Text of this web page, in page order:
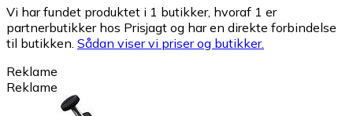
Vi har fundet produktet i 1 butikker, hvoraf 1 er
partnerbutikker hos Prisjagt og har en direkte forbindelse
til butikken. Sådan viser vi priser og butikker.
Reklame
Reklame